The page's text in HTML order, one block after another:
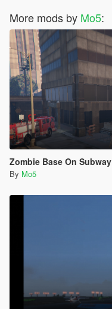
More mods by Mo5:
Zombie Base On Subway
By Mo5